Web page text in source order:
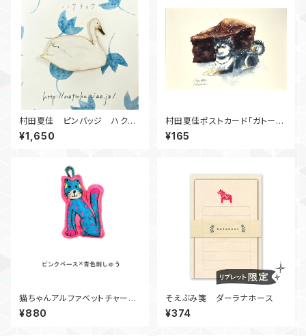
村田夏佳 ピンバッジ ハクチ
ョウ
¥1,650
村田夏佳ポストカード「ガトーシ
ョコラ」
¥165
猫ちゃんアルファベットチャー
ム N
¥880
そえぶみ箋 ダーラナホース
¥374